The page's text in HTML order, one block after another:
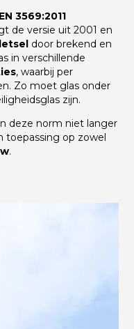
3569:2011
de versie uit 2001 en
letsel door brekend en
in verschillende
, waarbij per
Zo moet glas onder
zijn.
deze norm niet langer
toepassing op zowel
.